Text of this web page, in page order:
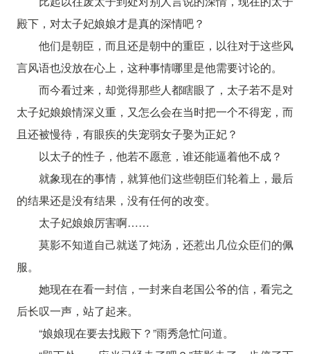
殿下，对太子妃娘娘才是真的深情吧？
他们是朝臣，而且还是朝中的重臣，以往对于这些风
言风语也没放在心上，这种事情哪里是他需要讨论的。
而今看过来，却觉得那些人都瞎眼了，太子若不是对
太子妃娘娘情深义重，又怎么会在当时把一个不得宠，而
且还被慢待，有眼疾的失宠弱女子娶为正妃？
以太子的性子，他若不愿意，谁还能逼着他不成？
就象现在的事情，就算他们这些朝臣们轮着上，最后
的结果还是没有结果，没有任何的改变。
太子妃娘娘厉害啊……
莫影不知道自己就送了炖汤，还惹出几位众臣们的佩
服。
她现在在看一封信，一封来自老国公爷的信，看完之
后长叹一声，站了起来。
“娘娘现在要去找殿下？”雨秀急忙问道。